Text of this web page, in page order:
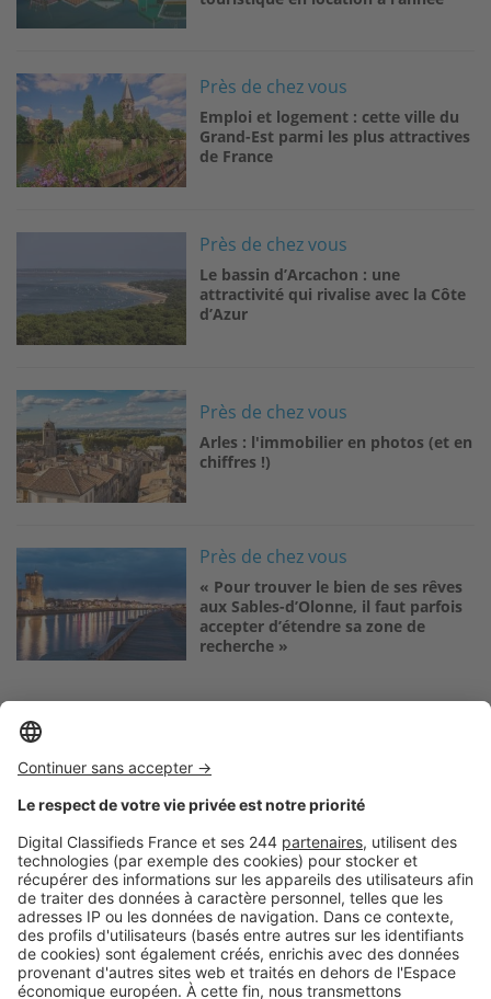
Image Près de chez vous
Emploi et logement : cette ville du
Grand-Est parmi les plus attractives
de France
Image Près de chez vous
Le bassin d’Arcachon : une
attractivité qui rivalise avec la Côte
d’Azur
Image
Près de chez vous
Arles : l'immobilier en photos (et en
chiffres !)
Image Près de chez vous
« Pour trouver le bien de ses rêves
aux Sables-d’Olonne, il faut parfois
accepter d’étendre sa zone de
recherche »
Logic-Immo c’est aussi …
Retrouvez-nous sur …